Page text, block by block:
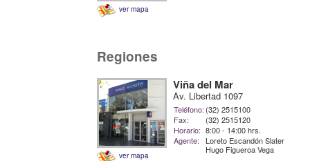
ver mapa
Regiones
ver mapa
Viña del Mar
Av. Libertad 1097
Teléfono: (32) 2515100
Fax:
(32) 2515120
Horario: 8:00 - 14:00 hrs.
Agente:
Loreto Escandón Slater
Hugo Figueroa Vega